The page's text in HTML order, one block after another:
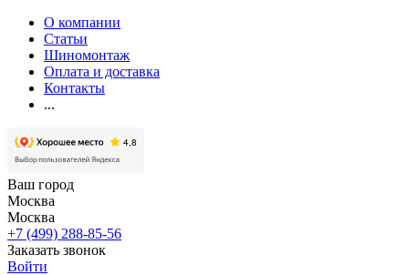
О компании
Статьи
Шиномонтаж
Оплата и доставка
Контакты
...
Ваш город
Москва
Москва
+7 (499) 288-85-56
Заказать звонок
Войти